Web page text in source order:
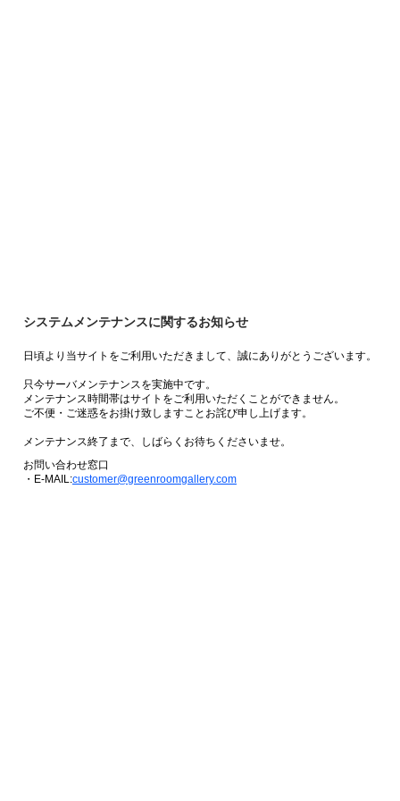
システムメンテナンスに関するお知らせ
日頃より当サイトをご利用いただきまして、誠にありがとうございます。
只今サーバメンテナンスを実施中です。
メンテナンス時間帯はサイトをご利用いただくことができません。
ご不便・ご迷惑をお掛け致しますことお詫び申し上げます。
メンテナンス終了まで、しばらくお待ちくださいませ。
お問い合わせ窓口
・E-MAIL:customer@greenroomgallery.com